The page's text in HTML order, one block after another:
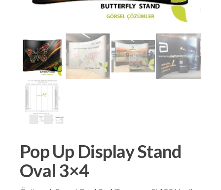
Pop Up Display Stand
Oval 3×4